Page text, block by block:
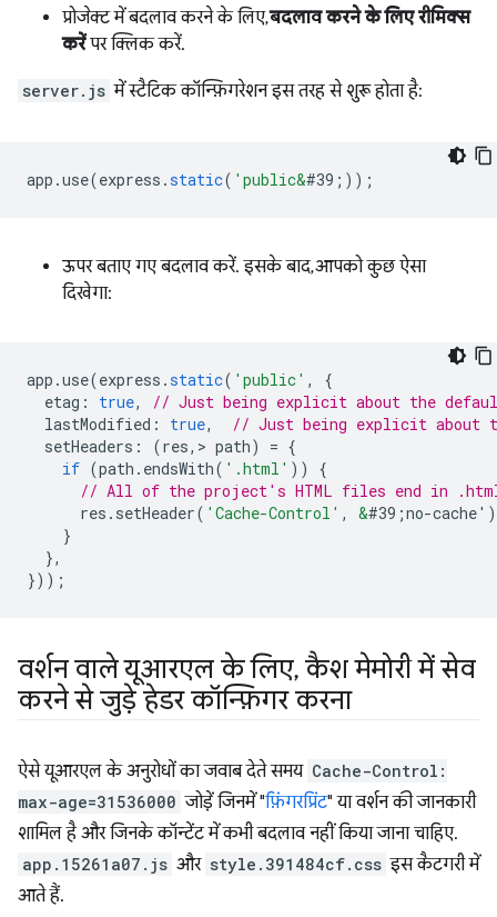
प्रोजेक्ट में बदलाव करने के लिए,बदलाव करने के लिए रीमिक्स
करेंपर क्लिक करें.
server.js में स्टैटिक कॉन्फ़िगरेशन इस तरह से शुरू होता है:
app .use(express .static( 'public&#39; ));
ऊपर बताए गए बदलाव करें. इसके बाद, आपको कुछ ऐसा
दिखेगा:
app .use(express .static( 'public' ,
{
etag : true,
// Just being explicit about the
lastModified : true,
// Just being explicit about
setHeaders : (res, > path) = {
if (path . endsWith( '.html' ))
{
// All of the project's HTML files end in
res . setHeader( 'Cache-Control' , &#39;no-cache'
}
},
}));
वर्शन वाले यूआरएल के लिए, कैश मेमोरी में सेव
करने से जुड़े हेडर कॉन्फ़िगर करना
ऐसे यूआरएल के अनुरोधों का जवाब देते समय Cache-Control:
max-age=31536000 जोड़ें जिनमें "फ़िंगरप्रिंट" या वर्शन की जानकारी
शामिल है और जिनके कॉन्टेंट में कभी बदलाव नहीं किया जाना चाहिए.
app.15261a07.js और style.391484cf.css इस कैटगरी में
आते हैं.